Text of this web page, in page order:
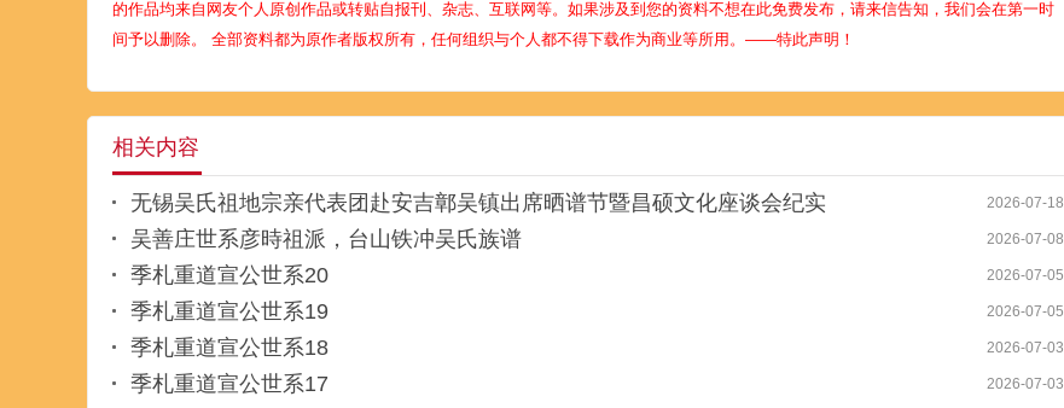
的作品均来自网友个人原创作品或转贴自报刊、杂志、互联网等。如果涉及到您的资料不想在此免费发布，请来信告知，我们会在第一时
间予以删除。 全部资料都为原作者版权所有，任何组织与个人都不得下载作为商业等所用。——特此声明！
相关内容
2026-07-18
无锡吴氏祖地宗亲代表团赴安吉鄣吴镇出席晒谱节暨昌硕文化座谈会纪实
2026-07-08
吴善庄世系彦時祖派，台山铁冲吴氏族谱
2026-07-05
季札重道宣公世系20
2026-07-05
季札重道宣公世系19
2026-07-03
季札重道宣公世系18
2026-07-03
季札重道宣公世系17